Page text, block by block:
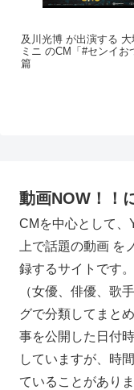
及川光博 が出演する
ミニ のCM「#センイお
篇
動画NOW！！
CMを中心として、
上で話題の動画
録するサイトです
（女優、俳優、歌
グで分類してまと
事を公開した日付
していますが、時
ていることがあり